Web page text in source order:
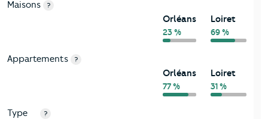
Maisons ?
Orléans
23 %
Loiret
69 %
Appartements ?
Orléans
77 %
Loiret
31 %
Type
?